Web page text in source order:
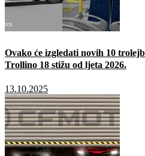
Ovako će izgledati novih 10
Trollino 18 stižu od ljeta 2026.
13.10.2025